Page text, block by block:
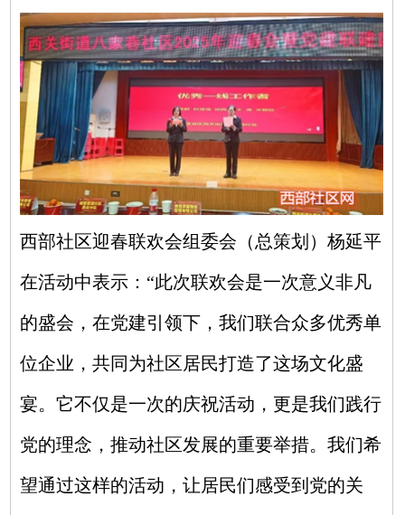
西部社区迎春联欢会组委会（总策划）杨延平
在活动中表示：“此次联欢会是一次意义非凡
的盛会，在党建引领下，我们联合众多优秀单
位企业，共同为社区居民打造了这场文化盛
宴。它不仅是一次的庆祝活动，更是我们践行
党的理念，推动社区发展的重要举措。我们希
望通过这样的活动，让居民们感受到党的关